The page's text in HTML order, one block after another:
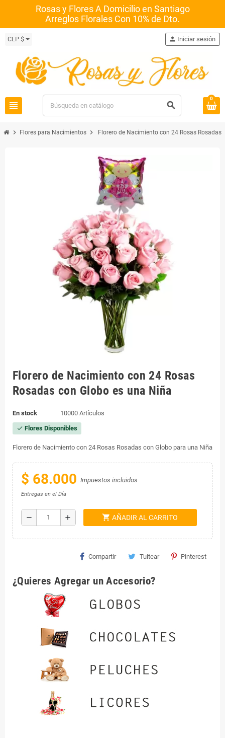
Rosas y Flores A Domicilio en Santiago
Arreglos Florales Con 10% de Dto.
CLP $
view_headline search
person Iniciar sesión
0
chevron_right Flores para Nacimientos chevron_right Florero de Nacimiento con 24 Rosas Rosadas
Florero de Nacimiento con 24 Rosas
Rosadas con Globo es una Niña
En stock 10000 Artículos
check Flores Disponibles
Florero de Nacimiento con 24 Rosas Rosadas con Globo para una Niña
$ 68.000 Impuestos incluidos
Entregas en el Día
remove add shopping_cart AÑADIR AL CARRITO
Compartir Tuitear Pinterest
¿Quieres Agregar un Accesorio?